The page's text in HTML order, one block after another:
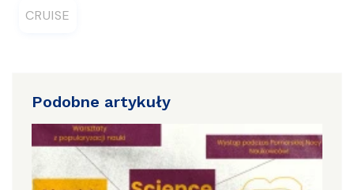
CRUISE
Podobne artykuły